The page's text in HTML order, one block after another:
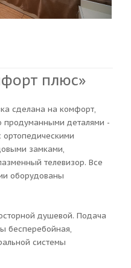
плюс»
сделана на комфорт,
продуманными деталями -
ортопедическими
замками,
телевизор. Все
оборудованы
душевой. Подача
бесперебойная,
системы